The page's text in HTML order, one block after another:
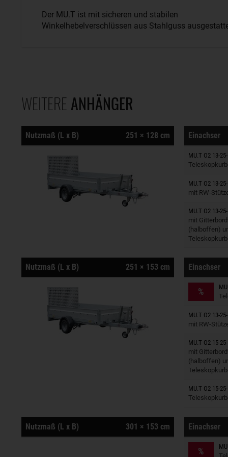
Der MU.T ist mit sicheren und stabilen
Winkelhebelverschlüssen aus Stahlguss
WEITERE ANHÄNGER
Nutzmaß (L x B) 251 × 128 cm Einachser
MU.T O2 13-
MU.T O2 13-
mit RW-
MU.T O2 13-
mit
(halboffen)
Nutzmaß (L x B) 251 × 153 cm Einachser
%
MU.T O2 13-
mit RW-
MU.T O2 15-
mit
(halboffen)
MU.T O2 15-
Nutzmaß (L x B) 301 × 153 cm Einachser
%